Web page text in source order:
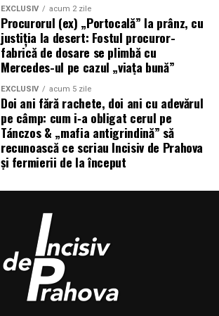
EXCLUSIV acum 2 zile
Procurorul (ex) „Portocală” la prânz, cu
justiția la desert: Fostul procuror-
fabrică de dosare se plimbă cu
Mercedes-ul pe cazul „viața bună”
EXCLUSIV acum 5 zile
Doi ani fără rachete, doi ani cu adevărul
pe câmp: cum i‑a obligat cerul pe
Tánczos & „mafia antigrindină” să
recunoască ce scriau Incisiv de Prahova
și fermierii de la început